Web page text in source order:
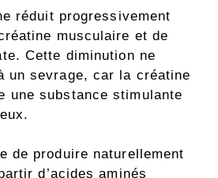
réduit progressivement
musculaire et de
Cette diminution ne
un sevrage, car la créatine
une substance stimulante
de produire naturellement
d’acides aminés